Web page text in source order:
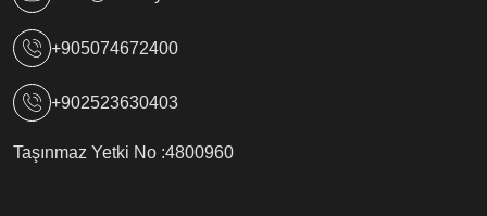
+905074672400
+902523630403
Taşınmaz Yetki No :4800960